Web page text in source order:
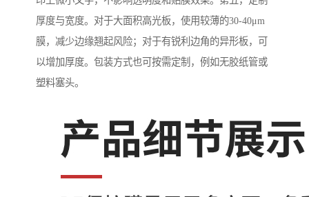
厚度与宽度。对于大面积高光板，使用较薄的30-40μm
膜，减少边缘翘起风险；对于有锐利边角的异形板，可
以增加厚度。包装方式也可按需定制，例如无胶纸管或
塑料塞头。